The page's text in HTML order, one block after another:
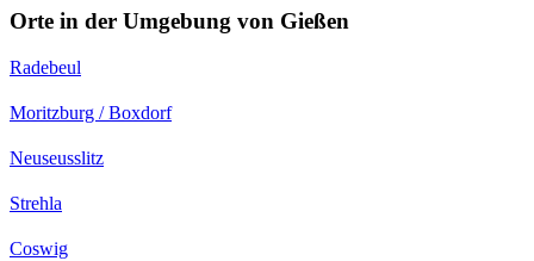
Orte in der Umgebung von Gießen
Radebeul
Moritzburg / Boxdorf
Neuseusslitz
Strehla
Coswig